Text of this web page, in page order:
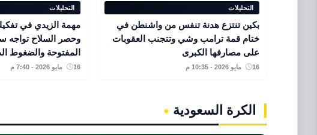
التحليلات
بكين تنتزع هدنة تنفس من واشنطن في
ختام قمة ترامب وشي وتتجنب العقوبات
على مصارفها الكبرى
16 مايو 2026 - 10:35 م
التحليلات
مهمة الزيدي في
وحصر السلاح تواجه
المفتوحة والضغوط
16 مايو 2026 - 7:40 م
الكرة السعودية